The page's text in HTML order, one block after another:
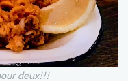
deux!!!